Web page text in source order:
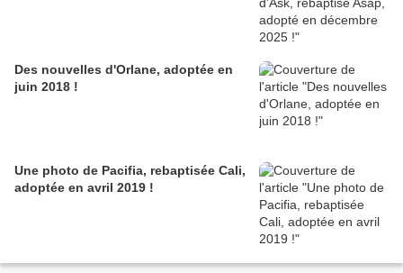
Des nouvelles d'Orlane, adoptée en
juin 2018 !
Une photo de Pacifia, rebaptisée Cali,
adoptée en avril 2019 !